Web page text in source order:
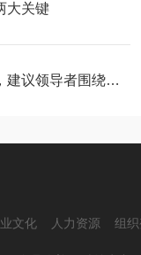
大关键
明确组织框架内高效工作，建议领导者围绕五个关键问题讨论——新
文化 人力资源
组